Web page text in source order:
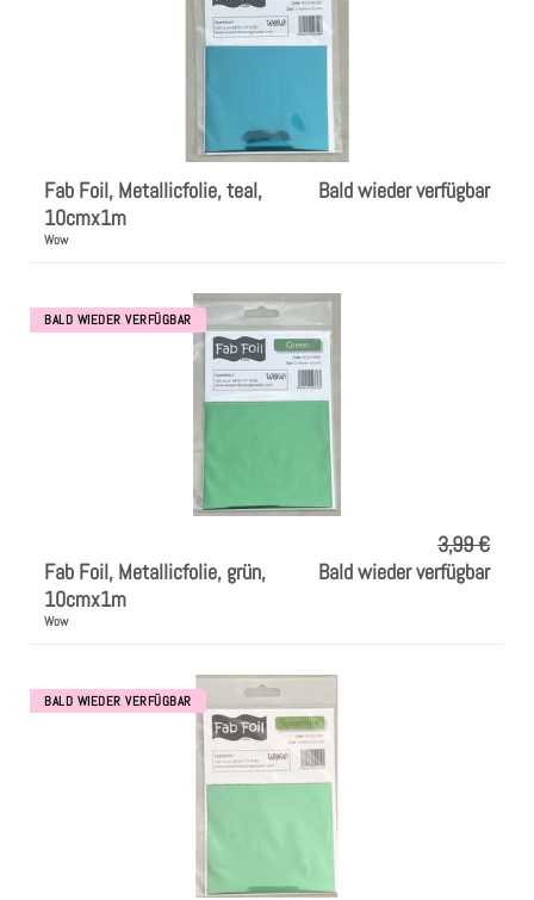
Fab Foil, Metallicfolie, teal,
10cmx1m
Wow
Bald wieder verfügbar
BALD WIEDER VERFÜGBAR
3,99 €
Fab Foil, Metallicfolie, grün,
10cmx1m
Wow
Bald wieder verfügbar
BALD WIEDER VERFÜGBAR